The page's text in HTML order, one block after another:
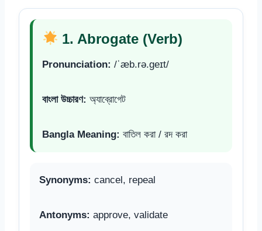
1. Abrogate (Verb)
Pronunciation: /ˈæb.rə.ɡeɪt/
বাংলা উচ্চারণ: অ্যাব্রোগেট
Bangla Meaning: বাতিল করা / রদ করা
Synonyms: cancel, repeal
Antonyms: approve, validate